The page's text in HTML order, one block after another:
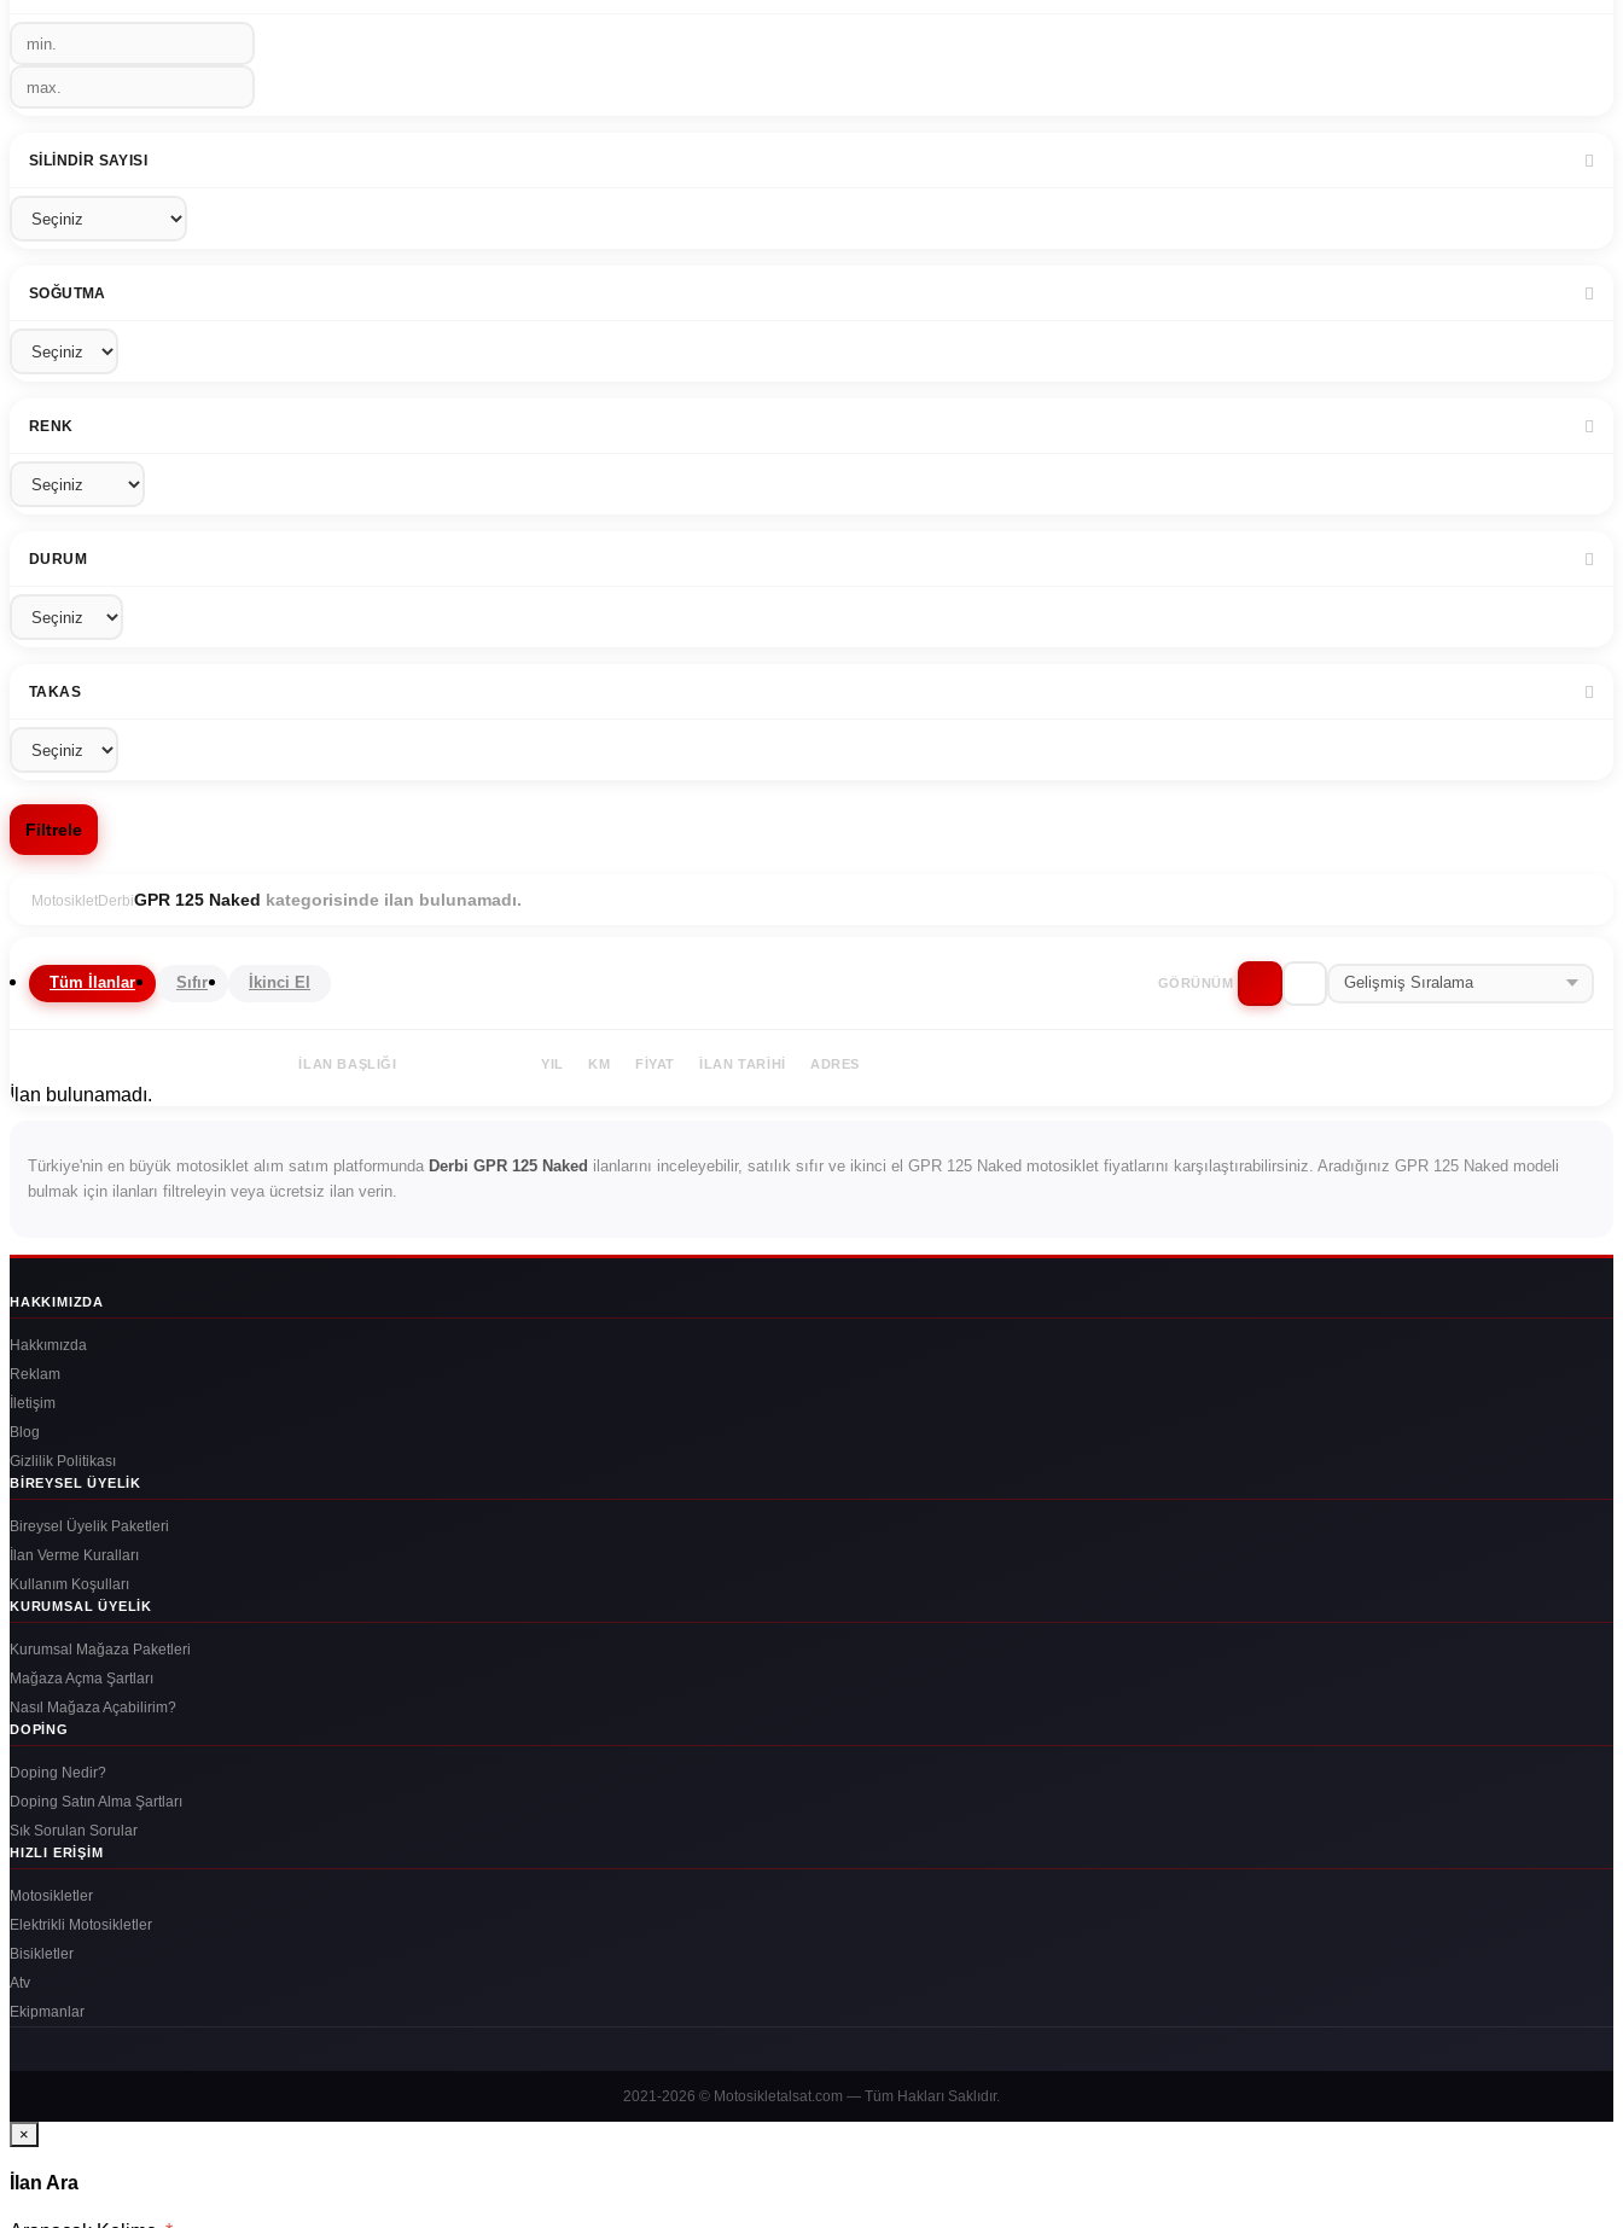
SILINDIR SAYISI
SOĞUTMA
RENK
DURUM
TAKAS
Filtrele
MotosikletDerbiGPR 125 Naked kategorisinde ilan bulunamadı.
Tüm İlanlar Sıfır İkinci El GÖRÜNÜM
İLAN BAŞLIĞI YIL KM FIYAT İLAN TARIHI ADRES
İlan bulunamadı.
Türkiye'nin en büyük motosiklet alım satım platformunda Derbi GPR 125 Naked ilanlarını inceleyebilir, satılık sıfır ve ikinci el GPR 125 Naked motosiklet fiyatlarını karşılaştırabilirsiniz. Aradığınız GPR 125 Naked modeli
bulmak için ilanları filtreleyin veya ücretsiz ilan verin.
HAKKIMIZDA
Hakkımızda
Reklam
İletişim
Blog
Gizlilik Politikası
BIREYSEL ÜYELIK
Bireysel Üyelik Paketleri
İlan Verme Kuralları
Kullanım Koşulları
KURUMSAL ÜYELIK
Kurumsal Mağaza Paketleri
Mağaza Açma Şartları
Nasıl Mağaza Açabilirim?
DOPING
Doping Nedir?
Doping Satın Alma Şartları
Sık Sorulan Sorular
HIZLI ERIŞIM
Motosikletler
Elektrikli Motosikletler
Bisikletler
Atv
Ekipmanlar
2021-2026 © Motosikletalsat.com — Tüm Hakları Saklıdır.
×
İlan Ara